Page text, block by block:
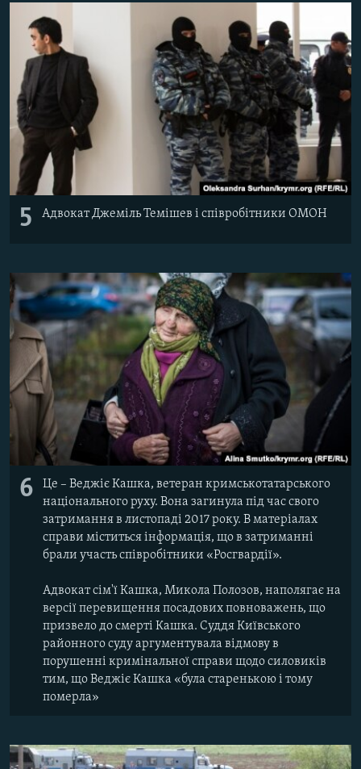
5 Адвокат Джеміль Темішев і співробітники ОМОН
6
Це – Веджіє Кашка, ветеран кримськотатарського
національного руху. Вона загинула під час свого
затримання в листопаді 2017 року. В матеріалах
справи міститься інформація, що в затриманні
брали участь співробітники «Росгвардії».
Адвокат сім'ї Кашка, Микола Полозов, наполягає на
версії перевищення посадових повноважень, що
призвело до смерті Кашка. Суддя Київського
районного суду аргументувала відмову в
порушенні кримінальної справи щодо силовиків
тим, що Веджіє Кашка «була старенькою і тому
померла»